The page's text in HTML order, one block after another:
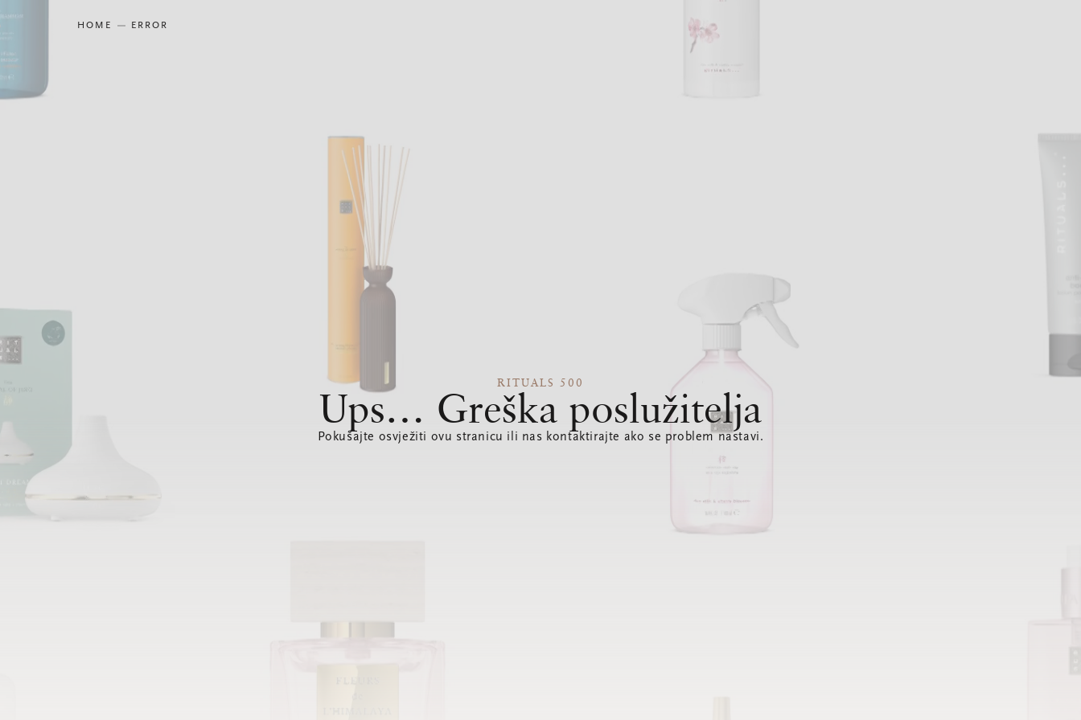
HOME ERROR
RITUALS 500
Ups… Greška poslužitelja
Pokušajte osvježiti ovu stranicu ili nas kontaktirajte ako se problem nastavi.